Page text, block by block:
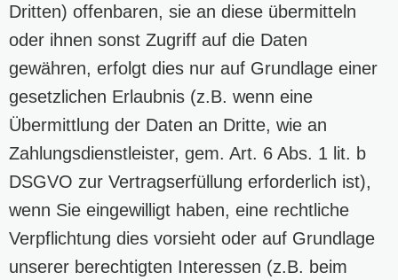
Dritten) offenbaren, sie an diese übermitteln
oder ihnen sonst Zugriff auf die Daten
gewähren, erfolgt dies nur auf Grundlage einer
gesetzlichen Erlaubnis (z.B. wenn eine
Übermittlung der Daten an Dritte, wie an
Zahlungsdienstleister, gem. Art. 6 Abs. 1 lit. b
DSGVO zur Vertragserfüllung erforderlich ist),
wenn Sie eingewilligt haben, eine rechtliche
Verpflichtung dies vorsieht oder auf Grundlage
unserer berechtigten Interessen (z.B. beim